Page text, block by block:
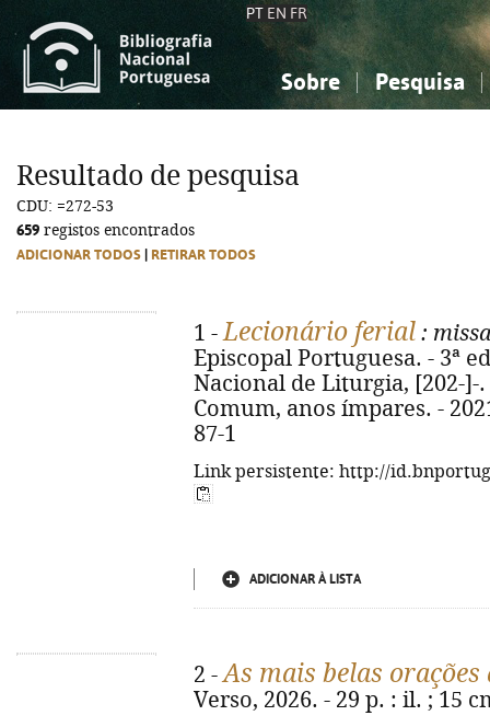
PT EN FR
Sobre Pesquisa
Ciências sociais...
Ciências sociais...
Resultado de pesquisa
CDU: =272-53
659 registos encontrados
ADICIONAR TODOS RETIRAR TODOS
1 -Lecionário ferial :
Episcopal Portuguesa. - 3ª
Nacional de Liturgia, [202-]-.
Comum, anos ímpares. -
87-1
Link persistente: http://
ADICIONAR À LISTA
2 -As mais belas
Verso, 2026. - 29 p. : il. ; 15